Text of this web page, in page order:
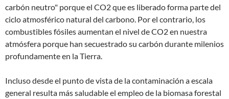
carbón neutro" porque el CO2 que es liberado forma parte del
ciclo atmosférico natural del carbono. Por el contrario, los
combustibles fósiles aumentan el nivel de CO2 en nuestra
atmósfera porque han secuestrado su carbón durante milenios
profundamente en la Tierra.
Incluso desde el punto de vista de la contaminación a escala
general resulta más saludable el empleo de la biomasa forestal